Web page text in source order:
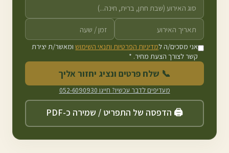
אני מסכים/ה למדיניות הפרטיות ותנאי השימושומאשר/ת יצירת
קשר לצורך הצעת מחיר. *
📞 שלח פרטים ונציג יחזור אליך
מעדיפים לדבר עכשיו? חייגו 052-6090930
🖨️ הדפסה של התפריט / שמירה כ-PDF